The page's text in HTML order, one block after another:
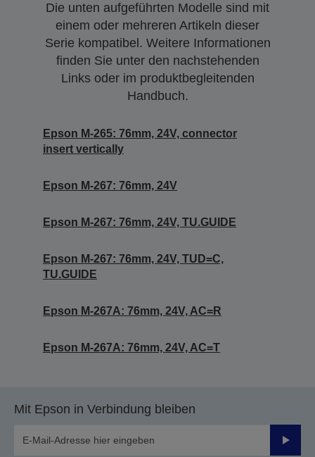
Die unten aufgeführten Modelle sind mit
einem oder mehreren Artikeln dieser
Serie kompatibel. Weitere Informationen
finden Sie unter den nachstehenden
Links oder im produktbegleitenden
Handbuch.
Epson M-265: 76mm, 24V, connector
insert vertically
Epson M-267: 76mm, 24V
Epson M-267: 76mm, 24V, TU.GUIDE
Epson M-267: 76mm, 24V, TUD=C,
TU.GUIDE
Epson M-267A: 76mm, 24V, AC=R
Epson M-267A: 76mm, 24V, AC=T
Mit Epson in Verbindung bleiben